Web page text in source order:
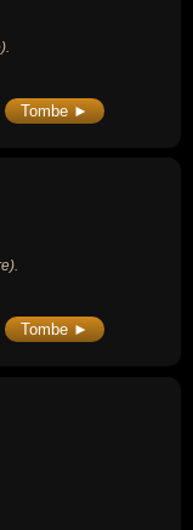
Tombe ►
Tombe ►